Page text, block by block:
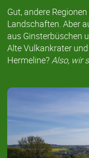
Gut, andere
Landschaften. Aber
aus Ginsterbüschen
Alte Vulkankrater
Hermeline?Also, wir